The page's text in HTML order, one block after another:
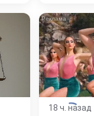
18 ч. назад